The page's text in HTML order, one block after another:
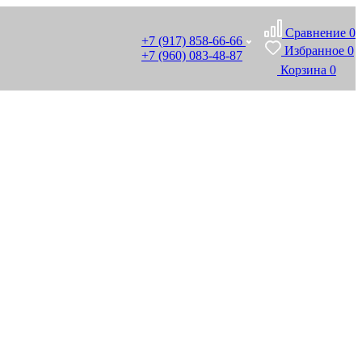
+7 (917) 858-66-66
+7 (960) 083-48-87
Сравнение 0
Избранное 0
Корзина 0